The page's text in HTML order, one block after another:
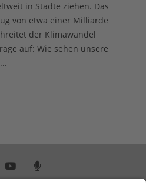
in Städte ziehen. Das
von etwa einer Milliarde
der Klimawandel
auf: Wie sehen unsere